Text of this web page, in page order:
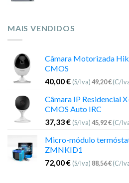
MAIS VENDIDOS
Câmara Motorizada
CMOS
40,00€ (S/Iva)49,20€(C/
Câmara IP Residencial
CMOS Auto IRC
37,33€ (S/Iva)45,92€(C/
Micro-módulo
ZMNKID1
72,00€ (S/Iva) 88,56€(C/